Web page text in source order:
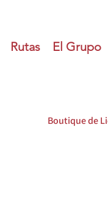
Rutas El Grupo
Boutique de